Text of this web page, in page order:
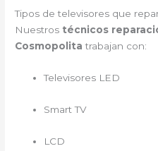
Tipos de televisores que
Nuestros técnicos
Cosmopolita trabajan con:
Televisores LED
Smart TV
LCD